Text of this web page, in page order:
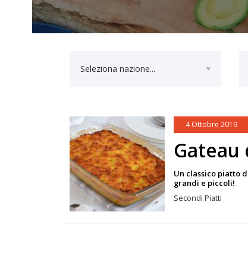
Seleziona nazione...
4 Ottobre 2019
Gateau
Un classico piatto
grandi e piccoli!
Secondi Piatti